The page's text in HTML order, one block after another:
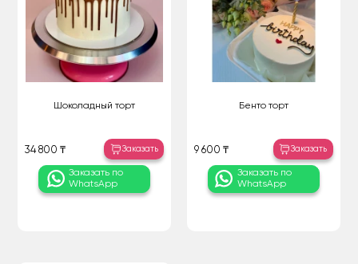
Шоколадный торт
34 800 ₸ Заказать
Заказать по
WhatsApp
Бенто торт
9 600 ₸ Заказать
Заказать по
WhatsApp